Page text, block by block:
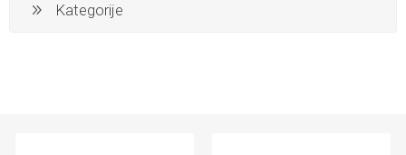
Kategorije